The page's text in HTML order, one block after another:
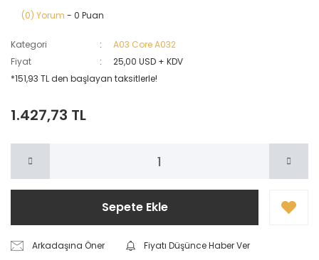
(0) Yorum - 0 Puan
Kategori
A03 Core A032
Fiyat
25,00 USD + KDV
*151,93 TL den başlayan taksitlerle!
1.427,73 TL
Sepete Ekle
Arkadaşına Öner
Fiyatı Düşünce Haber Ver